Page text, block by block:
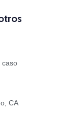
caso
CA